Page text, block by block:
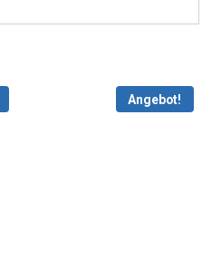
Angebot!